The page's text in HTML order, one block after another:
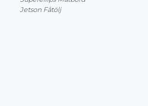
Jetson Fåtölj